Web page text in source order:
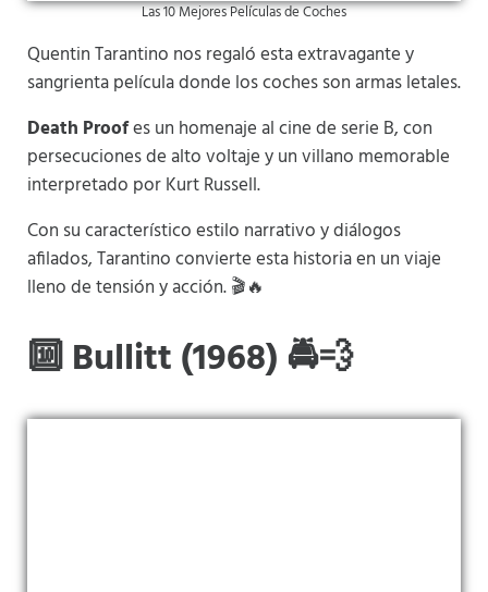
Las 10 Mejores Películas de Coches
Quentin Tarantino nos regaló esta extravagante y
sangrienta película donde los coches son armas letales.
Death Proofes un homenaje al cine de serie B, con
persecuciones de alto voltaje y un villano memorable
interpretado por Kurt Russell.
Con su característico estilo narrativo y diálogos
afilados, Tarantino convierte esta historia en un viaje
lleno de tensión y acción. 🎬🔥
🔟 Bullitt (1968) 🚔💨